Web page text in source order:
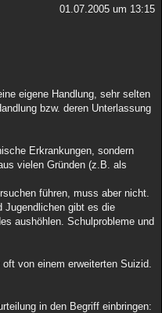
01.07.2005 um 13:15
eigene Handlung, sehr selten
bzw. deren Unterlassung
Erkrankungen, sondern
vielen Gründen (z.B. als
führen, muss aber nicht.
Jugendlichen gibt es die
aushöhlen. Schulprobleme und
von einem erweiterten Suizid.
in den Begriff einbringen: